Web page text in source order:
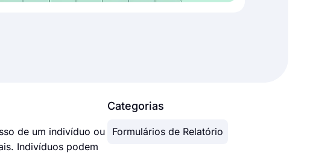
de um indivíduo ou
Indivíduos podem
Categorias
Formulários de Relatório